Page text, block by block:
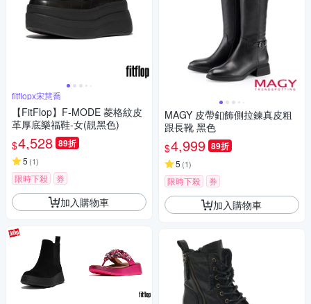
fitflopx宋慧喬
【FitFlop】F-MODE 菱格紋皮
革厚底樂福鞋-女(靚黑色)
$4,528 89折
5 (1)
限時下殺 券
加入購物車
MAGY 皮帶釦飾側拉鍊真皮粗
跟長靴 黑色
$4,999 89折
5 (1)
限時下殺 券
加入購物車